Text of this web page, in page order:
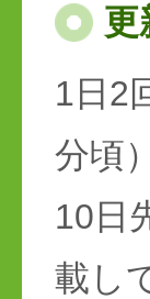
更
1日2
分頃
10日
載し